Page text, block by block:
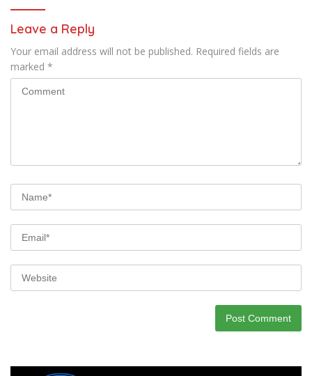
Leave a Reply
Your email address will not be published. Required fields are
marked *